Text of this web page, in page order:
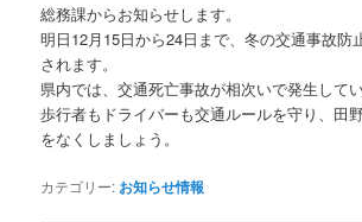
総務課からお知らせします。
明日12月15日から24日まで、冬の交通事故防
されます。
県内では、交通死亡事故が相次いで発生してい
歩行者もドライバーも交通ルールを守り、田
をなくしましょう。
カテゴリー: お知らせ情報